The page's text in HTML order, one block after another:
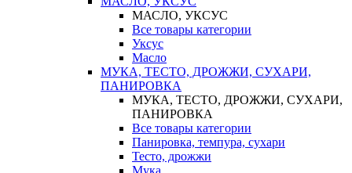
МАСЛО, УКСУС
Все товары категории
Уксус
Масло
МУКА, ТЕСТО, ДРОЖЖИ, СУХАРИ,
ПАНИРОВКА
МУКА, ТЕСТО, ДРОЖЖИ, СУХАРИ,
ПАНИРОВКА
Все товары категории
Панировка, темпура, сухари
Тесто, дрожжи
Мука